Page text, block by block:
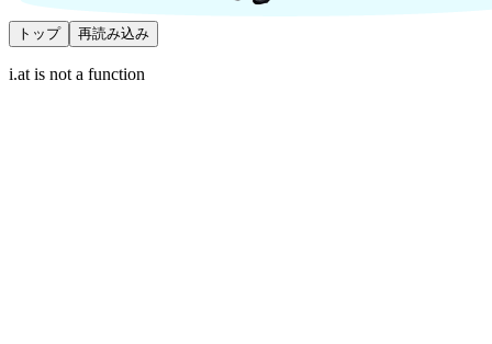
トップ 再読み込み
i.at is not a function